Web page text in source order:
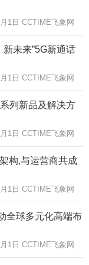
1日 CCTIME飞象网
未来”5G新通话
1日 CCTIME飞象网
列新品及解决方
1日 CCTIME飞象网
构,与运营商共成
1日 CCTIME飞象网
全球多元化高端布
1日 CCTIME飞象网